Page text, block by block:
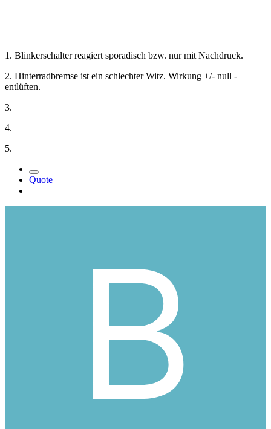
1. Blinkerschalter reagiert sporadisch bzw. nur mit Nachdruck.
2. Hinterradbremse ist ein schlechter Witz. Wirkung +/- null -
entlüften.
3.
4.
5.
Quote